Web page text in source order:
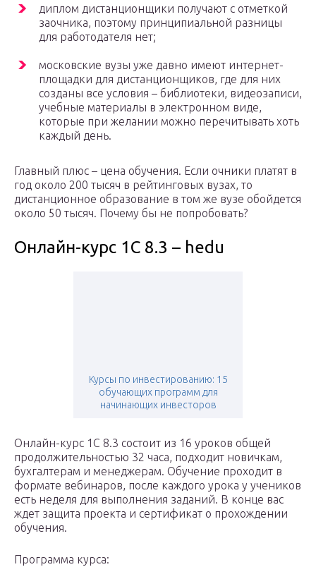
диплом дистанционщики получают с отметкой
заочника, поэтому принципиальной разницы
для работодателя нет;
московские вузы уже давно имеют интернет-
площадки для дистанционщиков, где для них
созданы все условия – библиотеки, видеозаписи,
учебные материалы в электронном виде,
которые при желании можно перечитывать хоть
каждый день.
Главный плюс – цена обучения. Если очники платят в
год около 200 тысяч в рейтинговых вузах, то
дистанционное образование в том же вузе обойдется
около 50 тысяч. Почему бы не попробовать?
Онлайн-курс 1С 8.3 – hedu
Курсы по инвестированию: 15
обучающих программ для
начинающих инвесторов
Онлайн-курс 1С 8.3 состоит из 16 уроков общей
продолжительностью 32 часа, подходит новичкам,
бухгалтерам и менеджерам. Обучение проходит в
формате вебинаров, после каждого урока у учеников
есть неделя для выполнения заданий. В конце вас
ждет защита проекта и сертификат о прохождении
обучения.
Программа курса: